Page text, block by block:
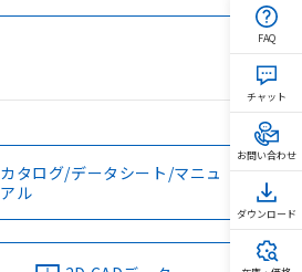
カタログ/データシート/マニュ
アル
FAQ
チャット
お問い合わせ
ダウンロード